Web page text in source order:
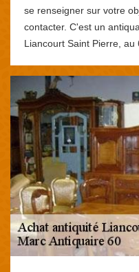
se renseigner sur votre
contacter. C'est un
Liancourt Saint Pierre, au